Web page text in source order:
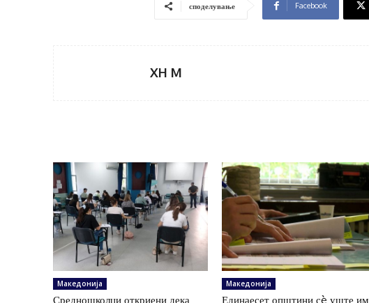
споделување Facebook
XH M
Македонија
Средношколци откриени дека
Македонија
Единаесет општини сè уште им